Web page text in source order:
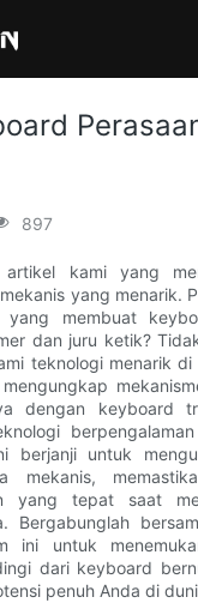
897
kami yang
yang menarik.
yang membuat
dan juru ketik?
teknologi menarik
dengan keyboard
berjanji untuk
mekanis,
yang tepat saat
Bergabunglah
ini untuk
dari keyboard
penuh Anda di